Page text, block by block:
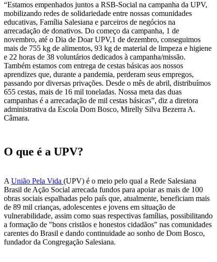
“Estamos empenhados juntos a RSB-Social na campanha da UPV,
mobilizando redes de solidariedade entre nossas comunidades
educativas, Família Salesiana e parceiros de negócios na
arrecadação de donativos. Do começo da campanha, 1 de
novembro, até o Dia de Doar UPV,1 de dezembro, conseguimos
mais de 755 kg de alimentos, 93 kg de material de limpeza e higiene
e 22 horas de 38 voluntários dedicados à campanha/missão.
Também estamos com entrega de cestas básicas aos nossos
aprendizes que, durante a pandemia, perderam seus empregos,
passando por diversas privações. Desde o mês de abril, distribuímos
655 cestas, mais de 16 mil toneladas. Nossa meta das duas
campanhas é a arrecadação de mil cestas básicas”, diz a diretora
administrativa da Escola Dom Bosco, Mirelly Silva Bezerra A.
Câmara.
O que é a UPV?
A União Pela Vida (UPV) é o meio pelo qual a Rede Salesiana
Brasil de Ação Social arrecada fundos para apoiar as mais de 100
obras sociais espalhadas pelo país que, atualmente, beneficiam mais
de 89 mil crianças, adolescentes e jovens em situação de
vulnerabilidade, assim como suas respectivas famílias, possibilitando
a formação de "bons cristãos e honestos cidadãos" nas comunidades
carentes do Brasil e dando continuidade ao sonho de Dom Bosco,
fundador da Congregação Salesiana.